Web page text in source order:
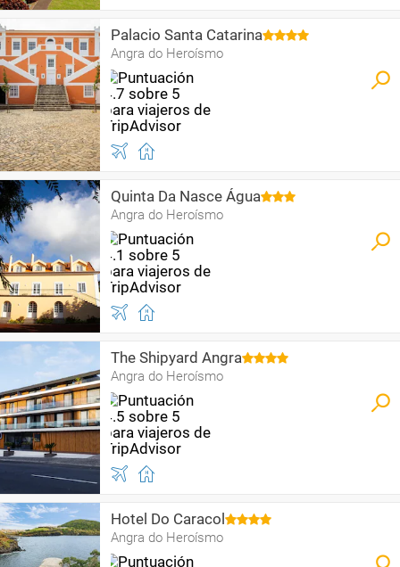
Palacio Santa Catarina
Angra do Heroísmo
Quinta Da Nasce Água
Angra do Heroísmo
The Shipyard Angra
Angra do Heroísmo
Hotel Do Caracol
Angra do Heroísmo